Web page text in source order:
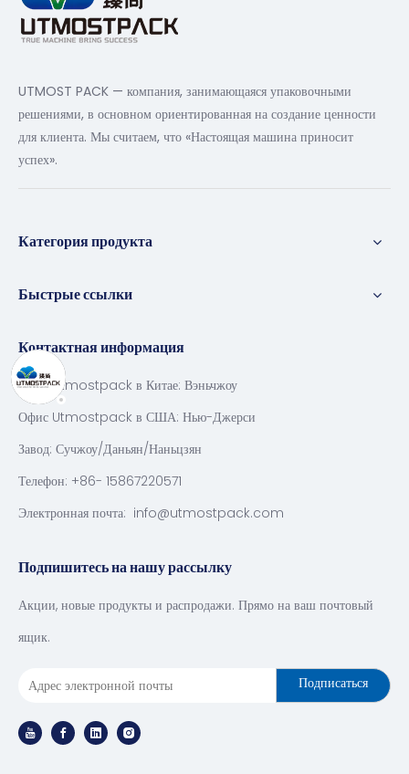
UTMOST PACK — компания, занимающаяся упаковочными
решениями, в основном ориентированная на создание ценности
для клиента. Мы считаем, что «Настоящая машина приносит
успех».
Категория продукта
Быстрые ссылки
Контактная информация
Офис Utmostpack в Китае: Вэньчжоу
Офис Utmostpack в США: Нью-Джерси
Завод: Сучжоу/Даньян/Наньцзян
Телефон: +86- 15867220571
Электронная почта: info@utmostpack.com
Подпишитесь на нашу рассылку
Акции, новые продукты и распродажи. Прямо на ваш почтовый
ящик.
Подписаться